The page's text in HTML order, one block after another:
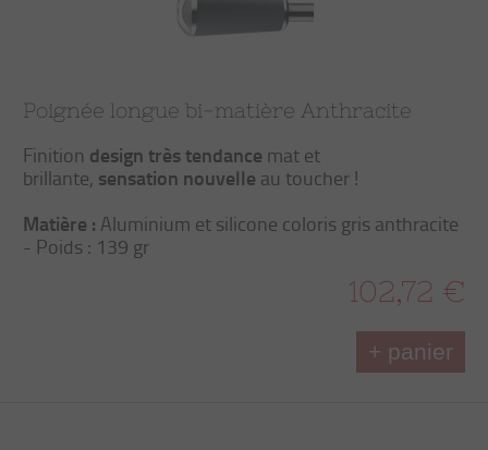
Poignée longue bi-matière Anthracite
Finition design très tendance mat et
brillante, sensation nouvelle au toucher !
Matière : Aluminium et silicone coloris gris anthracite
- Poids : 139 gr
102,72 €
+ panier